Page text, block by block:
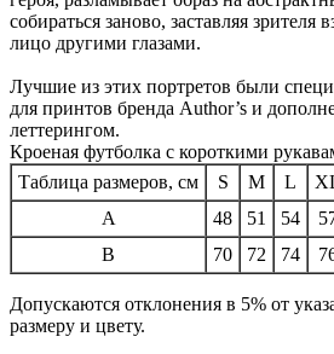
собираться заново, заставляя зрителя
лицо другими глазами.
Лучшие из этих портретов были
для принтов бренда Author’s и
леттерингом.
Кроеная футболка с короткими
Таблица размеров, см
S M L
A
48 51 54
B
70 72 74
Допускаются отклонения в 5% от
размеру и цвету.